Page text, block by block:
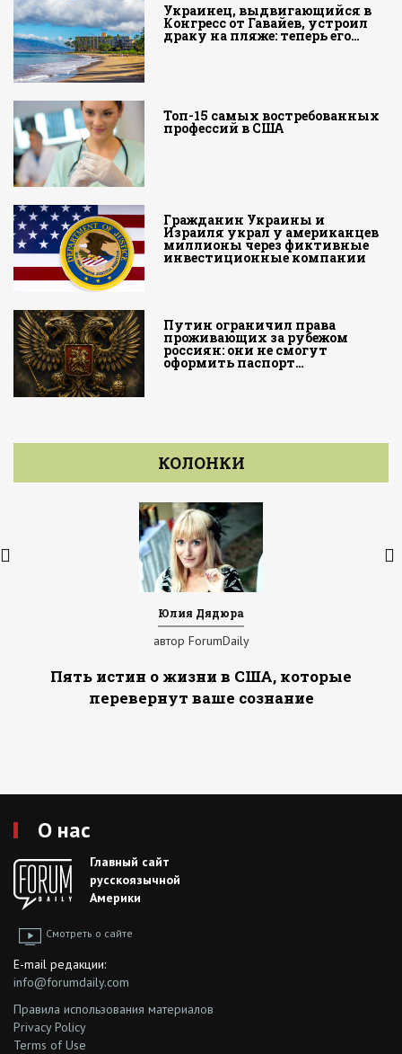
Украинец, выдвигающийся в
Конгресс от Гавайев, устроил
драку на пляже: теперь его…
Топ-15 самых востребованных
профессий в США
Гражданин Украины и
Израиля украл у американцев
миллионы через фиктивные
инвестиционные компании
Путин ограничил права
проживающих за рубежом
россиян: они не смогут
оформить паспорт…
КОЛОНКИ
Юлия Дядюра
автор ForumDaily
Пять истин о жизни в США, которые
перевернут ваше сознание
О нас
Главный сайт
русскоязычной
Америки
Смотреть о сайте
E-mail редакции:
info@forumdaily.com
Правила использования материалов
Privacy Policy
Terms of Use